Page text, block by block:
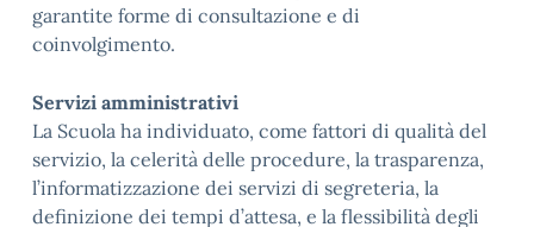
garantite forme di consultazione e di
coinvolgimento.
Servizi amministrativi
La Scuola ha individuato, come fattori di qualità del
servizio, la celerità delle procedure, la trasparenza,
l’informatizzazione dei servizi di segreteria, la
definizione dei tempi d’attesa, e la flessibilità degli